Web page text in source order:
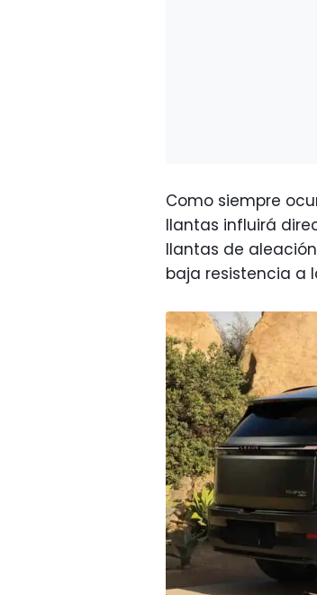
Como siempre
llantas influirá
llantas de
baja resistencia a